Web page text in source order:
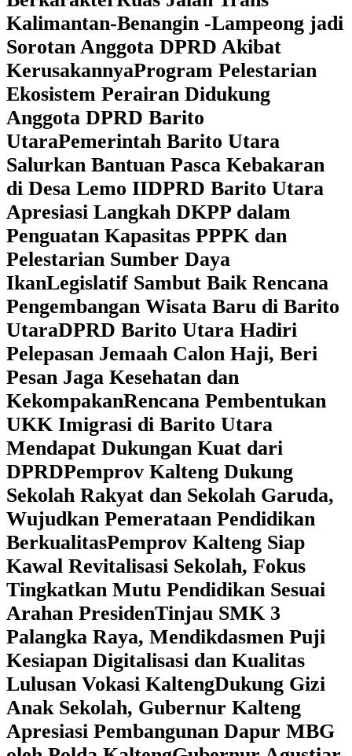
Kalimantan-Benangin -Lampeong jadi
Sorotan Anggota DPRD Akibat
KerusakannyaProgram Pelestarian
Ekosistem Perairan Didukung
Anggota DPRD Barito
UtaraPemerintah Barito Utara
Salurkan Bantuan Pasca Kebakaran
di Desa Lemo IIDPRD Barito Utara
Apresiasi Langkah DKPP dalam
Penguatan Kapasitas PPPK dan
Pelestarian Sumber Daya
IkanLegislatif Sambut Baik Rencana
Pengembangan Wisata Baru di Barito
UtaraDPRD Barito Utara Hadiri
Pelepasan Jemaah Calon Haji, Beri
Pesan Jaga Kesehatan dan
KekompakanRencana Pembentukan
UKK Imigrasi di Barito Utara
Mendapat Dukungan Kuat dari
DPRD‎Pemprov Kalteng Dukung
Sekolah Rakyat dan Sekolah Garuda,
Wujudkan Pemerataan Pendidikan
Berkualitas‎Pemprov Kalteng Siap
Kawal Revitalisasi Sekolah, Fokus
Tingkatkan Mutu Pendidikan Sesuai
Arahan Presiden‎Tinjau SMK 3
Palangka Raya, Mendikdasmen Puji
Kesiapan Digitalisasi dan Kualitas
Lulusan Vokasi Kalteng‎Dukung Gizi
Anak Sekolah, Gubernur Kalteng
Apresiasi Pembangunan Dapur MBG